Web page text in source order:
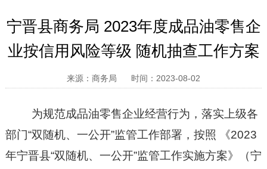
宁晋县商务局 2023年度成品油零售企
业按信用风险等级 随机抽查工作方案
来源：商务局 时间：2023-08-02
为规范成品油零售企业经营行为 ， 落实上级各
部门“双随机、一公开”监管工作部署 ， 按照 《2023
年宁晋县“双随机、一公开”监管工作实施方案》（宁